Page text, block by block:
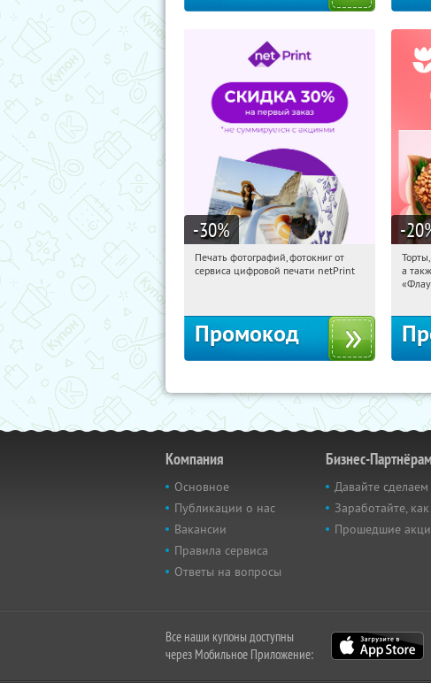
-30%
17:37:20 Получили:
Печать фотографий, фотокниг от
сервиса цифровой печати netPrint
Промокод
-20
а
Компания
Основное
Публикации о нас
Вакансии
Правила сервиса
Ответы на вопросы
Бизнес-
Давайте
Заработайте,
Прошедшие
Все наши купоны доступны
через Мобильное Приложение: